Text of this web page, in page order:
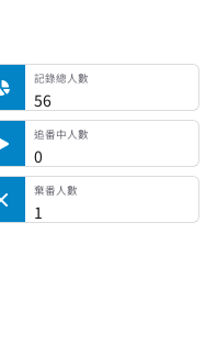
記錄總人數
56
追番中人數
0
棄番人數
1